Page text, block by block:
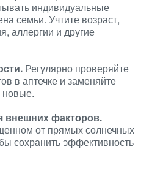
индивидуальные
семьи. Учтите возраст,
аллергии и другие
Регулярно проверяйте
в аптечке и заменяйте
новые.
внешних факторов.
от прямых солнечных
сохранить эффективность